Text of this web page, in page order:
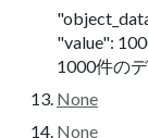
"value":
1000件の
None
None